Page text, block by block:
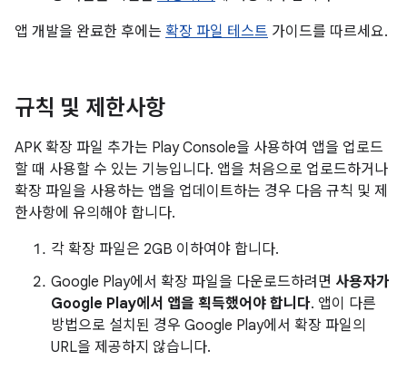
앱 개발을 완료한 후에는 확장 파일 테스트 가이드를 따르세요.
규칙 및 제한사항
APK 확장 파일 추가는 Play Console을 사용하여 앱을 업로드
할 때 사용할 수 있는 기능입니다. 앱을 처음으로 업로드하거나
확장 파일을 사용하는 앱을 업데이트하는 경우 다음 규칙 및 제
한사항에 유의해야 합니다.
각 확장 파일은 2GB 이하여야 합니다.
Google Play에서 확장 파일을 다운로드하려면 사용자가
Google Play에서 앱을 획득했어야 합니다. 앱이 다른
방법으로 설치된 경우 Google Play에서 확장 파일의
URL을 제공하지 않습니다.